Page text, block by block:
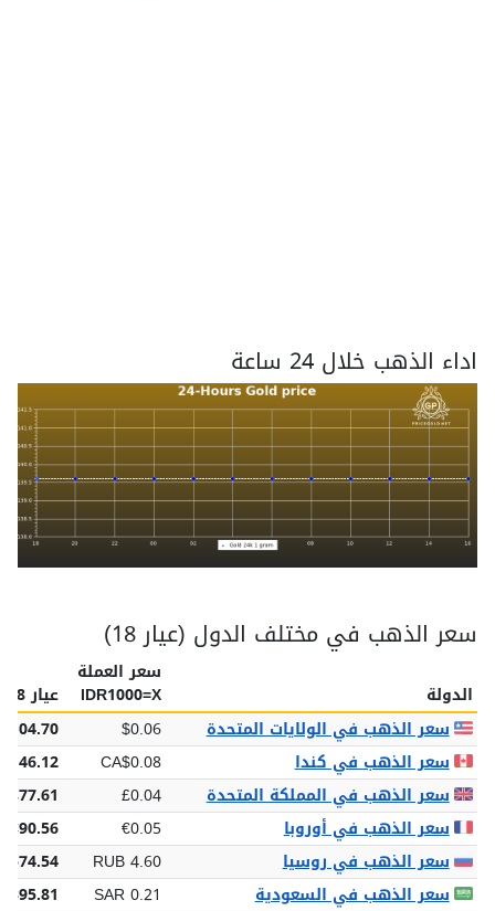
اداء الذهب خلال 24 ساعة
سعر الذهب في مختلف الدول (عيار 18)
الدولة
سعر العملة
IDR1000=X
عيار 18
سعر الذهب في الولايات المتحدة
$0.06
$104.70
سعر الذهب في كندا
CA$0.08
سعر الذهب في المملكة المتحدة
£0.04
£77.61
سعر الذهب في أوروبا
€0.05
€90.56
سعر الذهب في روسيا
RUB 4.60
سعر الذهب في السعودية
SAR 0.21
395.81